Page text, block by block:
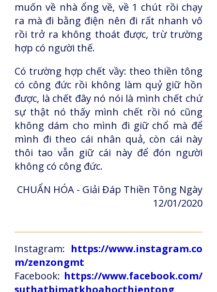
muốn về nhà ổng về, về 1 chút rồi chạy
ra mà đi bằng điện nên đi rất nhanh vô
rồi trở ra không thoát được, trừ trường
hợp có người thế.
Có trường hợp chết vầy: theo thiền tông
có công đức rồi không làm quỷ giữ hồn
được, là chết đây nó nói là mình chết chứ
sự thật nó thấy mình chết rồi nó cũng
không dám cho mình đi giữ chổ mà để
mình đi theo cái nhân quả, còn cái này
thôi tao vẫn giữ cái này để đón người
không có công đức.
CHUẨN HÓA - Giải Đáp Thiền Tông Ngày
12/01/2020
Instagram: https://www.instagram.co
m/zenzongmt
Facebook: https://www.facebook.com/
suthatbimatkhoahocthientong